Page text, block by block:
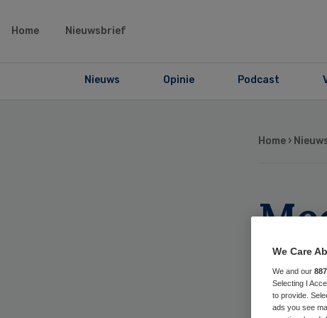
Home Nieuwsbrief
Nieuws Opinie Podcast
Home ›
We Care
We and our 887
Selecting I
to provide.
ads you see